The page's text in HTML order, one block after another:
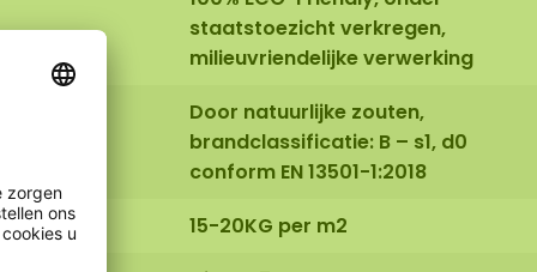
staatstoezicht verkregen,
milieuvriendelijke verwerking
Door natuurlijke zouten,
brandclassificatie: B – s1, d0
conform EN 13501-1:2018
15-20KG per m2